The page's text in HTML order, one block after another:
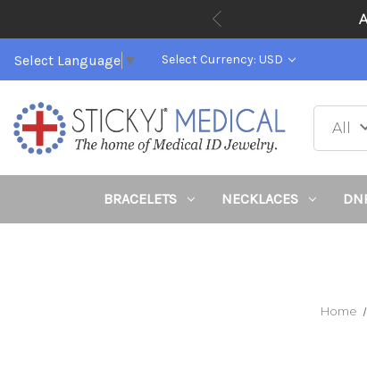
Select Language ▼ Select Currency: USD
BRACELETS NECKLACES
Home